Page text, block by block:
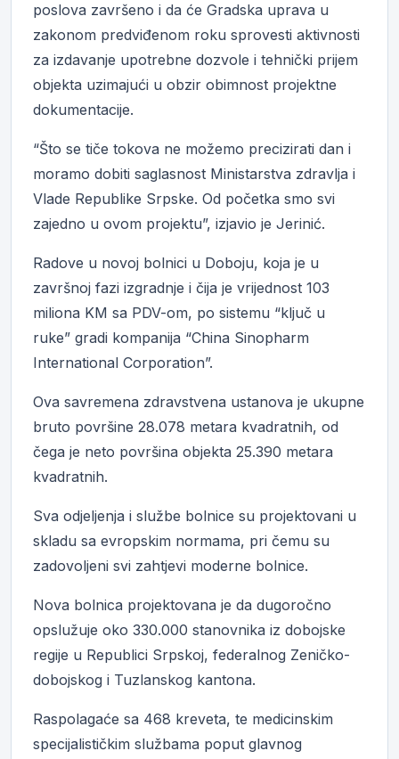
poslova završeno i da će Gradska uprava u
zakonom predviđenom roku sprovesti aktivnosti
za izdavanje upotrebne dozvole i tehnički prijem
objekta uzimajući u obzir obimnost projektne
dokumentacije.
“Što se tiče tokova ne možemo precizirati dan i
moramo dobiti saglasnost Ministarstva zdravlja i
Vlade Republike Srpske. Od početka smo svi
zajedno u ovom projektu”, izjavio je Jerinić.
Radove u novoj bolnici u Doboju, koja je u
završnoj fazi izgradnje i čija je vrijednost 103
miliona KM sa PDV-om, po sistemu “ključ u
ruke” gradi kompanija “China Sinopharm
International Corporation”.
Ova savremena zdravstvena ustanova je ukupne
bruto površine 28.078 metara kvadratnih, od
čega je neto površina objekta 25.390 metara
kvadratnih.
Sva odjeljenja i službe bolnice su projektovani u
skladu sa evropskim normama, pri čemu su
zadovoljeni svi zahtjevi moderne bolnice.
Nova bolnica projektovana je da dugoročno
opslužuje oko 330.000 stanovnika iz dobojske
regije u Republici Srpskoj, federalnog Zeničko-
dobojskog i Tuzlanskog kantona.
Raspolagaće sa 468 kreveta, te medicinskim
specijalističkim službama poput glavnog